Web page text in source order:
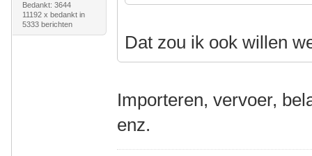
Bedankt: 3644
11192 x bedankt in
5333 berichten
Dat zou ik ook willen
Importeren, vervoer,
enz.